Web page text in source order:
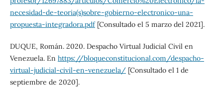
necesidad-de-teoria(s)sobre-gobierno-electronico-una-
propuesta-integradora.pdf[Consultado el 5 marzo del 2021].
DUQUE, Román. 2020. Despacho Virtual Judicial Civil en
Venezuela. En https://bloqueconstitucional.com/despacho-
virtual-judicial-civil-en-venezuela/[Consultado el 1 de
septiembre de 2020].